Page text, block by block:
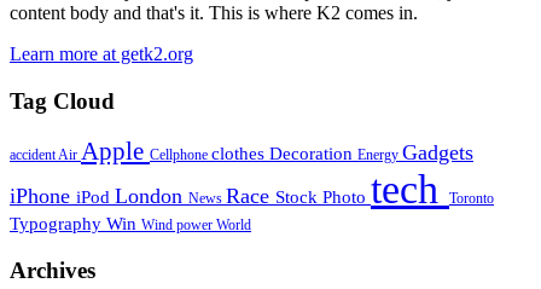
content body and that's it. This is where K2 comes in.
Learn more at getk2.org
Tag Cloud
accidentAir Apple Cellphone clothes Decoration Energy Gadgets
iPhone iPod London News Race Stock Photo tech Toronto
Typography Win Wind power World
Archives